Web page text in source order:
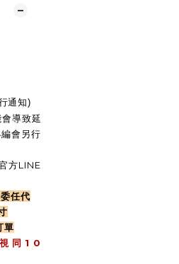
通知)
導致延
會另行
方LINE
任代
單
同 1 0